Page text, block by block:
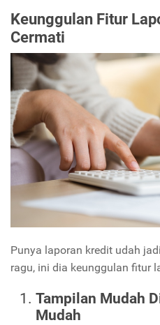
Keunggulan Fitur
Cermati
Punya laporan kredit udah
ragu, ini dia keunggulan fitur
Tampilan Mudah
Mudah